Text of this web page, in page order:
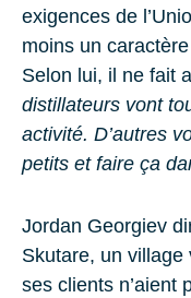
exigences de
moins un
Selon lui, il ne fait
distillateurs vont
activité. D’autres
petits et faire ça
Jordan Georgiev
Skutare, un
ses clients n’aient